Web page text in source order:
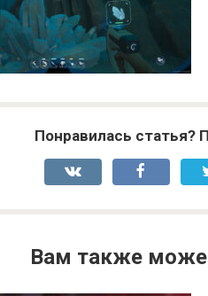
Понравилась статья?
Вам также